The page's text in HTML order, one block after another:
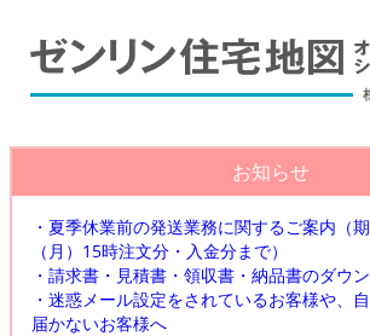
お知らせ
・夏季休業前の発送業務に関するご案内（
（月）15時注文分・入金分まで）
・請求書・見積書・領収書・納品書のダウ
・迷惑メール設定をされているお客様や、
届かないお客様へ